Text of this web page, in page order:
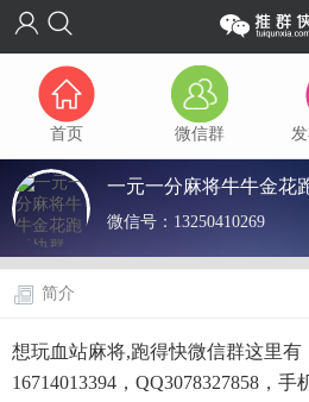
首页 微信群
一元一分麻将牛牛金花
微信号： 13250410269
简介
想玩血站麻将,跑得快微信群这里有
16714013394，QQ3078327858，